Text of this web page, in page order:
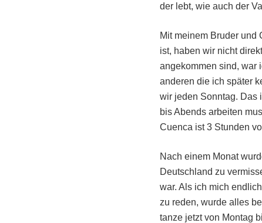
der lebt, wie auch der
Mit meinem Bruder
ist, haben wir nicht
angekommen sind, war
anderen die ich später
wir jeden Sonntag. Das
bis Abends arbeiten
Cuenca ist 3 Stunden
Nach einem Monat
Deutschland zu
war. Als ich mich
zu reden, wurde alles
tanze jetzt von Montag